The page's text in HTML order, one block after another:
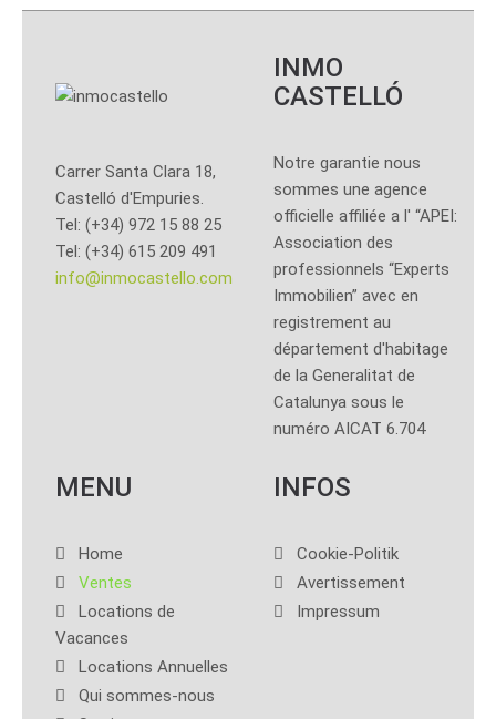
Carrer Santa Clara 18,
Castelló d'Empuries.
Tel: (+34) 972 15 88 25
Tel: (+34) 615 209 491
info@inmocastello.com
INMO
CASTELLÓ
Notre garantie nous
sommes une agence
officielle affiliée a l' “APEI:
Association des
professionnels “Experts
Immobilien” avec en
registrement au
département d'habitage
de la Generalitat de
Catalunya sous le
numéro AICAT 6.704
MENU
Home
Ventes
Locations de
Vacances
Locations Annuelles
Qui sommes-nous
INFOS
Cookie-Politik
Avertissement
Impressum